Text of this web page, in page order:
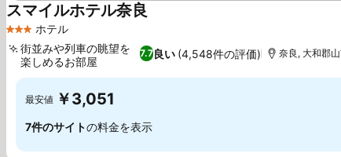
3 ホテルのランク
ホテル
スマイルホテル奈良
7.7良い (4,548件の評価)
街並みや列車の眺望を
楽しめるお部屋
奈良, 大和郡
最安値 ￥3,051
7件のサイトの料金を表示